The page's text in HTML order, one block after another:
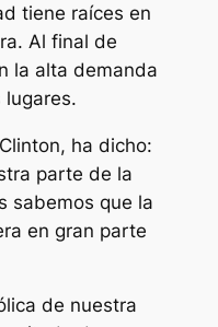
tiene raíces en
Al final de
la alta demanda
ha dicho:
parte de la
sabemos que la
en gran parte
de nuestra